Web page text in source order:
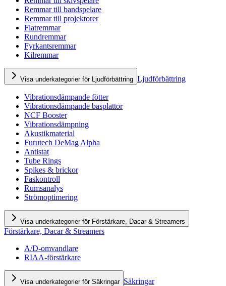
Remmar till bandspelare
Remmar till projektorer
Flatremmar
Rundremmar
Fyrkantsremmar
Kilremmar
Visa underkategorier för Ljudförbättring Ljudförbättring
Vibrationsdämpande fötter
Vibrationsdämpande basplattor
NCF Booster
Vibrationsdämpning
Akustikmaterial
Furutech DeMag Alpha
Antistat
Tube Rings
Spikes & brickor
Faskontroll
Rumsanalys
Strömoptimering
Visa underkategorier för Förstärkare, Dacar & Streamers
Förstärkare, Dacar & Streamers
A/D-omvandlare
RIAA-förstärkare
Visa underkategorier för Säkringar Säkringar